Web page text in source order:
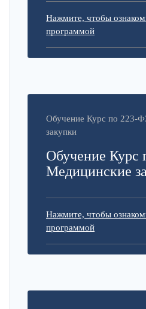
Нажмите, чтобы
программой
Обучение Курс по 223-
закупки
Обучение Курс
Медицинские
Нажмите, чтобы
программой